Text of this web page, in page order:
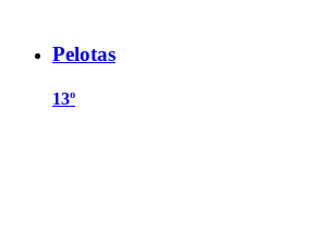
Pelotas
13º